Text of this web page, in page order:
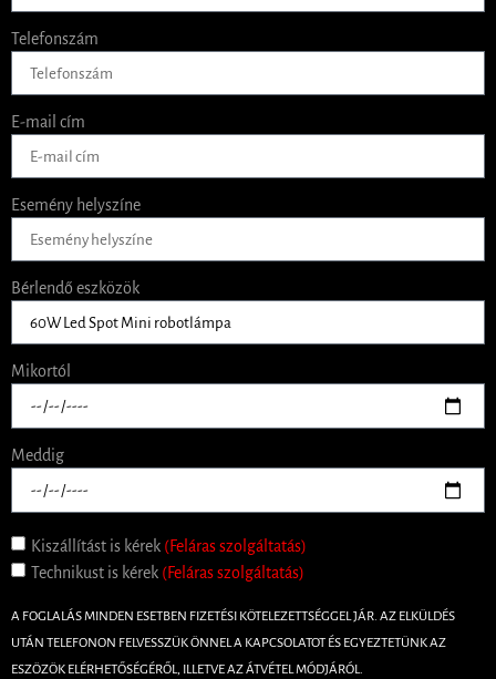
Telefonszám
E-mail cím
Esemény helyszíne
Bérlendő eszközök
Mikortól
Meddig
Kiszállítást is kérek (Feláras szolgáltatás)
Technikust is kérek (Feláras szolgáltatás)
A FOGLALÁS MINDEN ESETBEN FIZETÉSI KÖTELEZETTSÉGGEL JÁR. AZ ELKÜLDÉS
UTÁN TELEFONON FELVESSZÜK ÖNNEL A KAPCSOLATOT ÉS EGYEZTETÜNK AZ
ESZÖZÖK ELÉRHETŐSÉGÉRŐL, ILLETVE AZ ÁTVÉTEL MÓDJÁRÓL.